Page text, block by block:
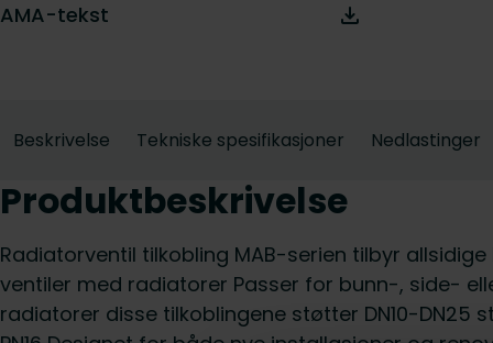
AMA-tekst
Beskrivelse Tekniske spesifikasjoner Nedlastinger
Produktbeskrivelse
Radiatorventil tilkobling MAB-serien tilbyr
ventiler med radiatorer Passer for bunn-, side-
radiatorer disse tilkoblingene støtter DN10-DN25